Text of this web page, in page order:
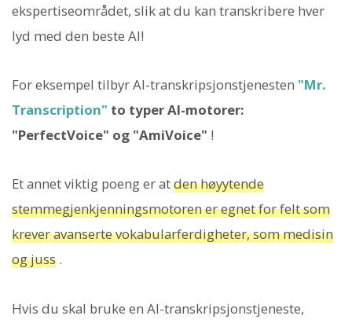
ekspertiseområdet, slik at du kan transkribere hver
lyd med den beste AI!
For eksempel tilbyr AI-transkripsjonstjenesten "Mr.
Transcription" to typer AI-motorer:
"PerfectVoice" og "AmiVoice" !
Et annet viktig poeng er atden høyytende
stemmegjenkjenningsmotoren er egnet for felt som
krever avanserte vokabularferdigheter, som medisin
og juss .
Hvis du skal bruke en AI-transkripsjonstjeneste,